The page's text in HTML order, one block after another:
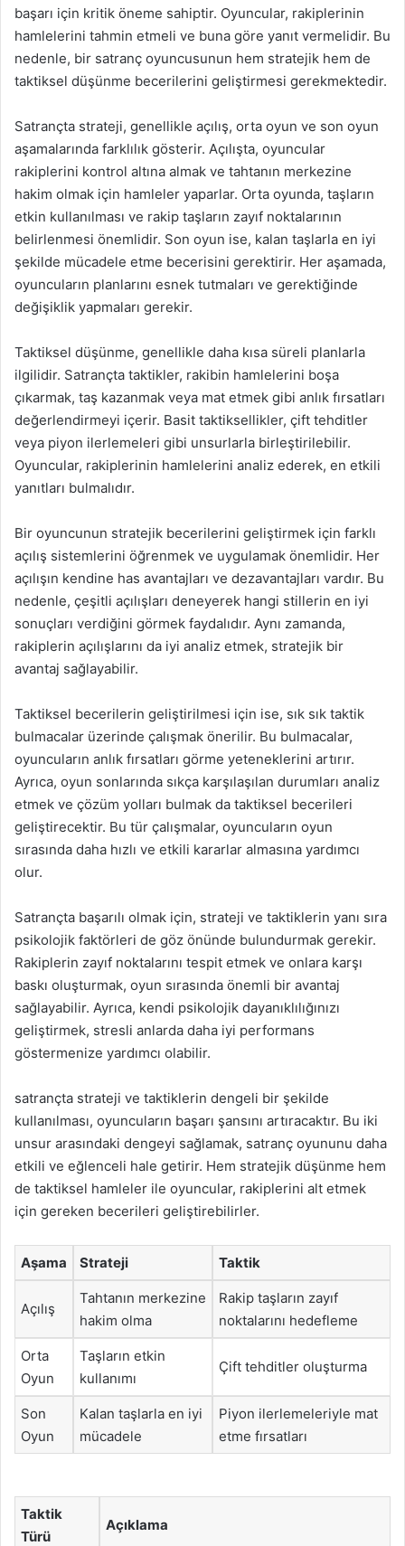
başarı için kritik öneme sahiptir. Oyuncular, rakiplerinin
hamlelerini tahmin etmeli ve buna göre yanıt vermelidir. Bu
nedenle, bir satranç oyuncusunun hem stratejik hem de
taktiksel düşünme becerilerini geliştirmesi gerekmektedir.
Satrançta strateji, genellikle açılış, orta oyun ve son oyun
aşamalarında farklılık gösterir. Açılışta, oyuncular
rakiplerini kontrol altına almak ve tahtanın merkezine
hakim olmak için hamleler yaparlar. Orta oyunda, taşların
etkin kullanılması ve rakip taşların zayıf noktalarının
belirlenmesi önemlidir. Son oyun ise, kalan taşlarla en iyi
şekilde mücadele etme becerisini gerektirir. Her aşamada,
oyuncuların planlarını esnek tutmaları ve gerektiğinde
değişiklik yapmaları gerekir.
Taktiksel düşünme, genellikle daha kısa süreli planlarla
ilgilidir. Satrançta taktikler, rakibin hamlelerini boşa
çıkarmak, taş kazanmak veya mat etmek gibi anlık fırsatları
değerlendirmeyi içerir. Basit taktiksellikler, çift tehditler
veya piyon ilerlemeleri gibi unsurlarla birleştirilebilir.
Oyuncular, rakiplerinin hamlelerini analiz ederek, en etkili
yanıtları bulmalıdır.
Bir oyuncunun stratejik becerilerini geliştirmek için farklı
açılış sistemlerini öğrenmek ve uygulamak önemlidir. Her
açılışın kendine has avantajları ve dezavantajları vardır. Bu
nedenle, çeşitli açılışları deneyerek hangi stillerin en iyi
sonuçları verdiğini görmek faydalıdır. Aynı zamanda,
rakiplerin açılışlarını da iyi analiz etmek, stratejik bir
avantaj sağlayabilir.
Taktiksel becerilerin geliştirilmesi için ise, sık sık taktik
bulmacalar üzerinde çalışmak önerilir. Bu bulmacalar,
oyuncuların anlık fırsatları görme yeteneklerini artırır.
Ayrıca, oyun sonlarında sıkça karşılaşılan durumları analiz
etmek ve çözüm yolları bulmak da taktiksel becerileri
geliştirecektir. Bu tür çalışmalar, oyuncuların oyun
sırasında daha hızlı ve etkili kararlar almasına yardımcı
olur.
Satrançta başarılı olmak için, strateji ve taktiklerin yanı sıra
psikolojik faktörleri de göz önünde bulundurmak gerekir.
Rakiplerin zayıf noktalarını tespit etmek ve onlara karşı
baskı oluşturmak, oyun sırasında önemli bir avantaj
sağlayabilir. Ayrıca, kendi psikolojik dayanıklılığınızı
geliştirmek, stresli anlarda daha iyi performans
göstermenize yardımcı olabilir.
satrançta strateji ve taktiklerin dengeli bir şekilde
kullanılması, oyuncuların başarı şansını artıracaktır. Bu iki
unsur arasındaki dengeyi sağlamak, satranç oyununu daha
etkili ve eğlenceli hale getirir. Hem stratejik düşünme hem
de taktiksel hamleler ile oyuncular, rakiplerini alt etmek
için gereken becerileri geliştirebilirler.
Aşama Strateji Taktik
Açılış
Tahtanın merkezine
hakim olma
Rakip taşların zayıf
noktalarını hedefleme
Orta
Oyun
Taşların etkin
kullanımı
Çift tehditler oluşturma
Son
Oyun
Kalan taşlarla en iyi
mücadele
Piyon ilerlemeleriyle mat
etme fırsatları
Taktik
Türü
Açıklama